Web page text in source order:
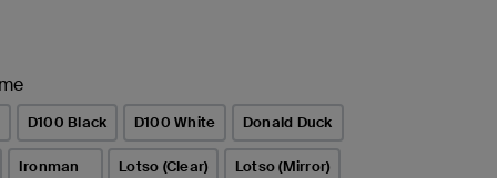
D100 Black D100 White Donald Duck
Ironman Lotso (Clear) Lotso (Mirror)